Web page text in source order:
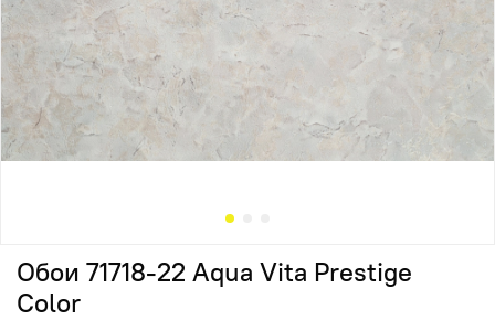
Обои 71718-22 Aqua Vita Prestige
Color